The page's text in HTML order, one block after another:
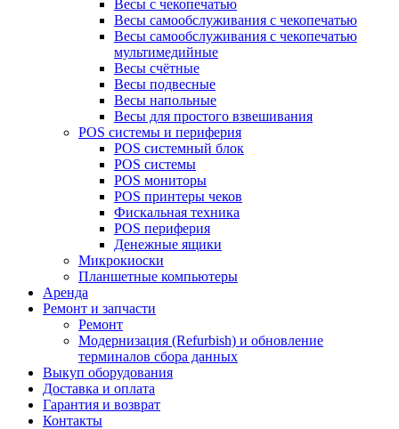
Весы с чекопечатью
Весы самообслуживания с чекопечатью
Весы самообслуживания с чекопечатью
мультимедийные
Весы счётные
Весы подвесные
Весы напольные
Весы для простого взвешивания
POS системы и периферия
POS системный блок
POS системы
POS мониторы
POS принтеры чеков
Фискальная техника
POS периферия
Денежные ящики
Микрокиоски
Планшетные компьютеры
Аренда
Ремонт и запчасти
Ремонт
Модернизация (Refurbish) и обновление
терминалов сбора данных
Выкуп оборудования
Доставка и оплата
Гарантия и возврат
Контакты